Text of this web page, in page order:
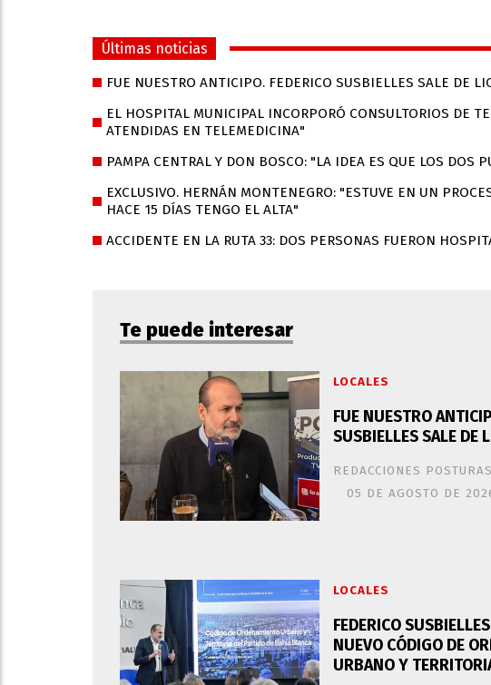
Últimas noticias
FUE NUESTRO ANTICIPO. FEDERICO SUSBIELLES SALE DE
EL HOSPITAL MUNICIPAL INCORPORÓ CONSULTORIOS DE
ATENDIDAS EN TELEMEDICINA"
PAMPA CENTRAL Y DON BOSCO: "LA IDEA ES QUE LOS DOS
EXCLUSIVO. HERNÁN MONTENEGRO: "ESTUVE EN UN
HACE 15 DÍAS TENGO EL ALTA"
ACCIDENTE EN LA RUTA 33: DOS PERSONAS FUERON
Te puede interesar
FUE NUESTRO
SUSBIELLES SALE DE
REDACCIONES POSTURAS
LOCALES
05 DE AGOSTO DE
FEDERICO
NUEVO CÓDIGO DE
URBANO Y
LOCALES